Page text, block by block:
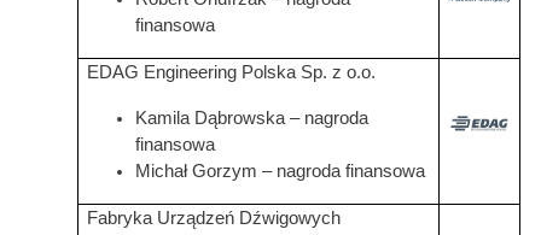
finansowa
EDAG Engineering Polska Sp. z o.o.
Kamila Dąbrowska – nagroda
finansowa
Michał Gorzym – nagroda finansowa
Grafika
Fabryka Urządzeń Dźwigowych